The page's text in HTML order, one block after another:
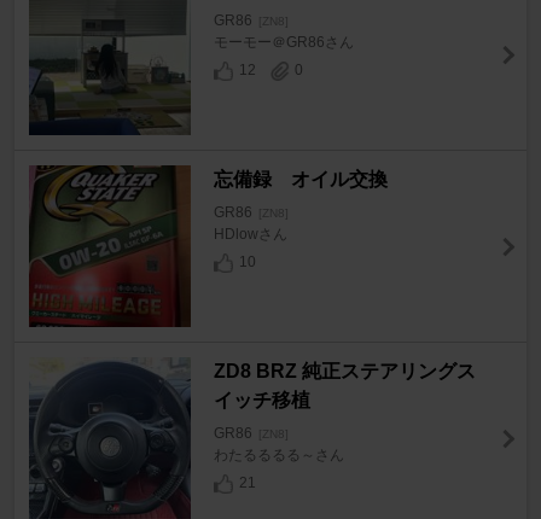
GR86 [ZN8]
モーモー＠GR86さん
12
0
忘備録 オイル交換
GR86 [ZN8]
HDlowさん
10
ZD8 BRZ 純正ステアリングス
イッチ移植
GR86 [ZN8]
わたるるるる～さん
21